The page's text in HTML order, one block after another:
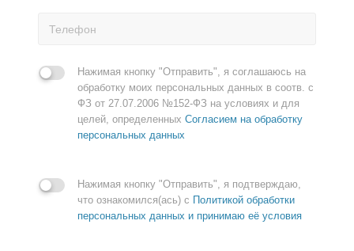
Нажимая кнопку "Отправить", я соглашаюсь на
обработку моих персональных данных в соотв. с
ФЗ от 27.07.2006 №152-ФЗ на условиях и для
целей, определенных Согласием на обработку
персональных данных
Нажимая кнопку "Отправить", я подтверждаю,
что ознакомился(ась) с Политикой обработки
персональных данных и принимаю её условия